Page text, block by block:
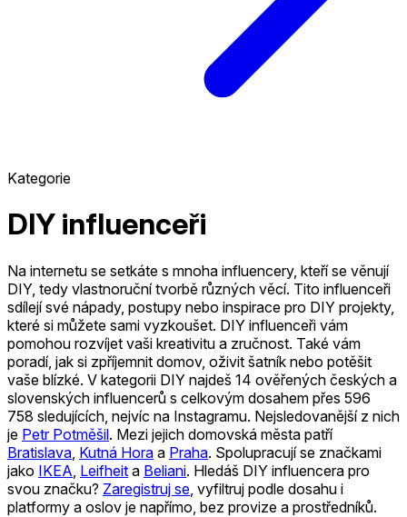
Kategorie
DIY influenceři
Na internetu se setkáte s mnoha influencery, kteří se věnují
DIY, tedy vlastnoruční tvorbě různých věcí. Tito influenceři
sdílejí své nápady, postupy nebo inspirace pro DIY projekty,
které si můžete sami vyzkoušet. DIY influenceři vám
pomohou rozvíjet vaši kreativitu a zručnost. Také vám
poradí, jak si zpříjemnit domov, oživit šatník nebo potěšit
vaše blízké. V kategorii DIY najdeš 14 ověřených českých a
slovenských influencerů s celkovým dosahem přes 596
758 sledujících, nejvíc na Instagramu. Nejsledovanější z nich
je Petr Potměšil. Mezi jejich domovská města patří
Bratislava Kutná Hora a Praha. Spolupracují se značkami
jako IKEA Leifheit a Beliani. Hledáš DIY influencera pro
svou značku? Zaregistruj se , vyfiltruj podle dosahu i
platformy a oslov je napřímo, bez provize a prostředníků.